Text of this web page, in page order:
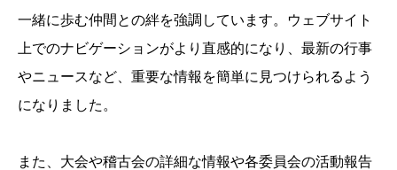
一緒に歩む仲間との絆を強調しています。ウェブサイト
上でのナビゲーションがより直感的になり、最新の行事
やニュースなど、重要な情報を簡単に見つけられるよう
になりました。
また、大会や稽古会の詳細な情報や各委員会の活動報告